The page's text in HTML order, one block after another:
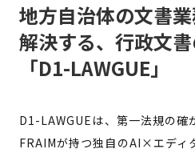
地方自治体の文書
解決する、行政文
「D1-LAWGUE」
D1-LAWGUEは、第一法規の確
FRAIMが持つ独自のAI×エディ